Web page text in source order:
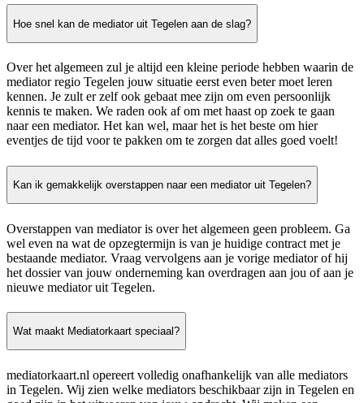
Hoe snel kan de mediator uit Tegelen aan de slag?
Over het algemeen zul je altijd een kleine periode hebben waarin de
mediator regio Tegelen jouw situatie eerst even beter moet leren
kennen. Je zult er zelf ook gebaat mee zijn om even persoonlijk
kennis te maken. We raden ook af om met haast op zoek te gaan
naar een mediator. Het kan wel, maar het is het beste om hier
eventjes de tijd voor te pakken om te zorgen dat alles goed voelt!
Kan ik gemakkelijk overstappen naar een mediator uit Tegelen?
Overstappen van mediator is over het algemeen geen probleem. Ga
wel even na wat de opzegtermijn is van je huidige contract met je
bestaande mediator. Vraag vervolgens aan je vorige mediator of hij
het dossier van jouw onderneming kan overdragen aan jou of aan je
nieuwe mediator uit Tegelen.
Wat maakt Mediatorkaart speciaal?
mediatorkaart.nl opereert volledig onafhankelijk van alle mediators
in Tegelen. Wij zien welke mediators beschikbaar zijn in Tegelen en